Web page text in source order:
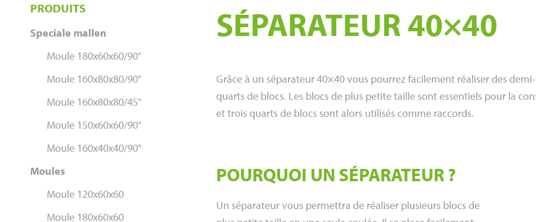
SÉPARATEUR 40×40
Grâce à un séparateur 40×40 vous pourrez facilement réaliser des
quarts de blocs. Les blocs de plus petite taille sont essentiels pour la
et trois quarts de blocs sont alors utilisés comme raccords.
POURQUOI UN SÉPARATEUR ?
Un séparateur vous permettra de réaliser plusieurs blocs de
PRODUITS
Speciale mallen
Moule 180x60x60/90°
Moule 160x80x80/90°
Moule 160x80x80/45°
Moule 150x60x60/90°
Moule 160x40x40/90°
Moules
Moule 120x60x60
Moule 180x60x60